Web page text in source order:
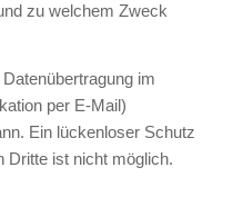
zu welchem Zweck
im
per E-Mail)
Ein lückenloser Schutz
Dritte ist nicht möglich.